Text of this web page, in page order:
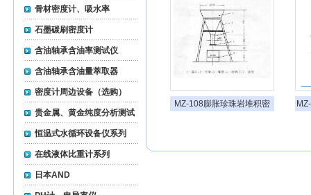
骨材密度计、吸水率
石墨碳刷密度计
含油轴承含油率测试仪
含油轴承含油量萃取器
密度计周边设备（选购）
贵金属、黄金纯度分析测试
仪
恒温式水循环设备仪系列
在线液体比重计系列
日本AND
MZ-108膨胀珍珠岩堆积密